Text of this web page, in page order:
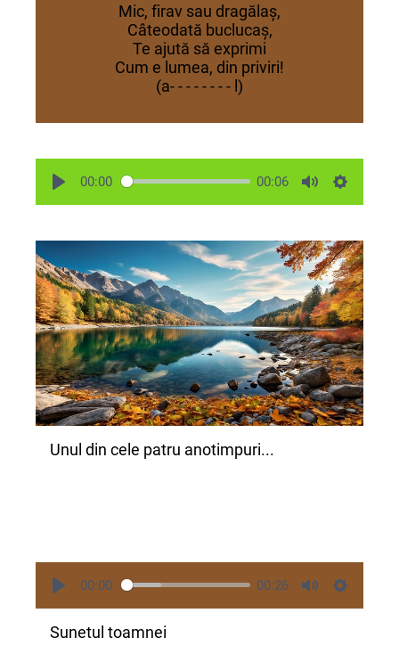
Mic, firav sau dragălaș,
Câteodată buclucaș,
Te ajută să exprimi
Cum e lumea, din priviri!
(a- - - - - - - - l)
00:00 00:06
Unul din cele patru anotimpuri...
00:00 00:26
Sunetul toamnei